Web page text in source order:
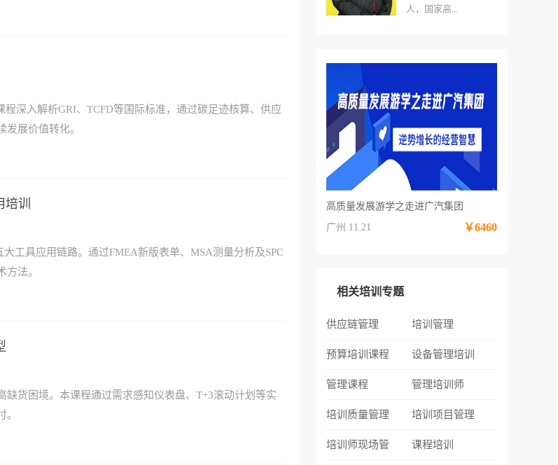
深入解析GRI、TCFD等国际标准，通过碳足迹核算、供应
展价值转化。
培训
工具应用链路。通过FMEA新版表单、MSA测量分析及SPC
法。
货困境。本课程通过需求感知仪表盘、T+3滚动计划等实
人，国家高...
高质量发展游学之走进广汽集团
广州 11.21
￥6460
相关培训专题
供应链管理 培训管理
预算培训课程 设备管理培训
管理课程 管理培训师
培训质量管理 培训项目管理
培训师现场管 课程培训